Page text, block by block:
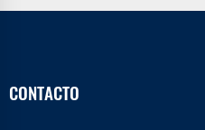
CONTACTO